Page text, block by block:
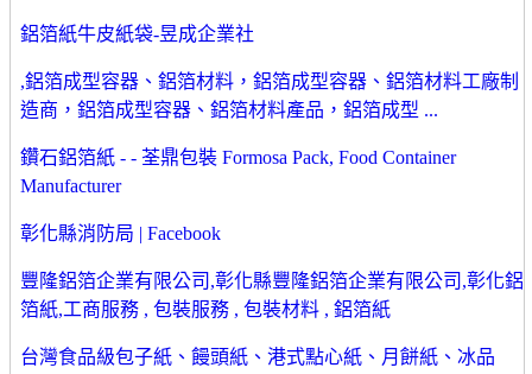
鋁箔紙牛皮紙袋-昱成企業社
,鋁箔成型容器、鋁箔材料，鋁箔成型容器、鋁箔材料工廠制
造商，鋁箔成型容器、鋁箔材料產品，鋁箔成型 ...
鑽石鋁箔紙 - - 荃鼎包裝 Formosa Pack, Food Container
Manufacturer
彰化縣消防局 | Facebook
豐隆鋁箔企業有限公司,彰化縣豐隆鋁箔企業有限公司,彰化鋁
箔紙,工商服務 , 包裝服務 , 包裝材料 , 鋁箔紙
台灣食品級包子紙、饅頭紙、港式點心紙、月餅紙、冰品